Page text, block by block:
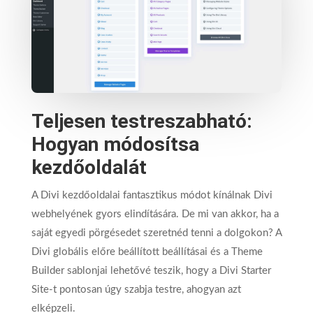
Teljesen testreszabható:
Hogyan módosítsa
kezdőoldalát
A Divi kezdőoldalai fantasztikus módot kínálnak Divi
webhelyének gyors elindítására. De mi van akkor, ha a
saját egyedi pörgésedet szeretnéd tenni a dolgokon? A
Divi globális előre beállított beállításai és a Theme
Builder sablonjai lehetővé teszik, hogy a Divi Starter
Site-t pontosan úgy szabja testre, ahogyan azt
elképzeli.